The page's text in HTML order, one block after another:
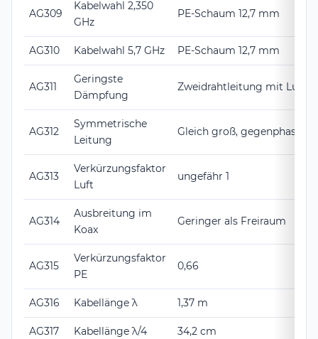
AG309
Kabelwahl 2,350
GHz
PE-Schaum 12,7 mm
AG310 Kabelwahl 5,7 GHz PE-Schaum 12,7 mm
AG311
Geringste
Dämpfung
Zweidrahtleitung mit Luft
AG312
Symmetrische
Leitung
Gleich groß, gegenphasig
AG313
Verkürzungsfaktor
Luft
ungefähr 1
AG314
Ausbreitung im
Koax
Geringer als Freiraum
AG315
Verkürzungsfaktor
PE
0,66
AG316 Kabellänge λ 1,37 m
AG317 Kabellänge λ/4 34,2 cm